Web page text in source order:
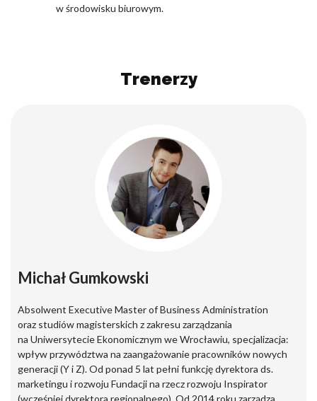
w środowisku biurowym.
Trenerzy
Michał Gumkowski
Absolwent Executive Master of Business Administration
oraz studiów magisterskich z zakresu zarządzania
na Uniwersytecie Ekonomicznym we Wrocławiu, specjalizacja:
wpływ przywództwa na zaangażowanie pracowników nowych
generacji (Y i Z). Od ponad 5 lat pełni funkcję dyrektora ds.
marketingu i rozwoju Fundacji na rzecz rozwoju Inspirator
(wcześniej dyrektora regionalnego). Od 2014 roku zarządza